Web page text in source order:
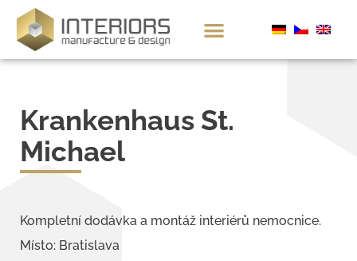
Krankenhaus St.
Michael
Kompletní dodávka a montáž interiérů nemocnice.
Místo: Bratislava